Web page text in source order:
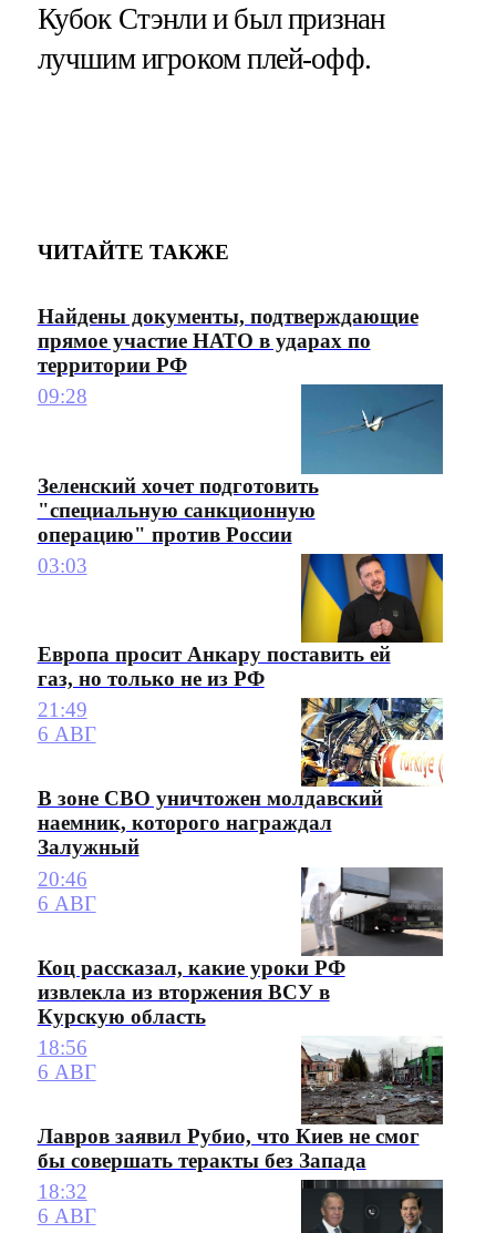
Кубок Стэнли и был признан
лучшим игроком плей-офф.
ЧИТАЙТЕ ТАКЖЕ
Найдены документы, подтверждающие
прямое участие НАТО в ударах по
территории РФ
09:28
Зеленский хочет подготовить
"специальную санкционную
операцию" против России
03:03
Европа просит Анкару поставить ей
газ, но только не из РФ
21:49
6 АВГ
В зоне СВО уничтожен молдавский
наемник, которого награждал
Залужный
20:46
6 АВГ
Коц рассказал, какие уроки РФ
извлекла из вторжения ВСУ в
Курскую область
18:56
6 АВГ
Лавров заявил Рубио, что Киев не смог
бы совершать теракты без Запада
18:32
6 АВГ